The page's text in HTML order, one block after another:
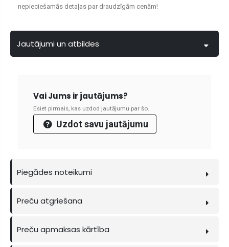
nepieciešamās detaļas par draudzīgām cenām!
Jautājumi un atbildes
Vai Jums ir jautājums?
Esiet pirmais, kas uzdod jautājumu par šo.
Uzdot savu jautājumu
Piegādes noteikumi
Preču atgriešana
Preču apmaksas kārtība